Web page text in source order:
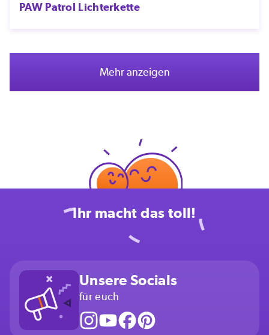
PAW Patrol Lichterkette
Mehr anzeigen
Ihr macht das toll!
Unsere Socials
für euch